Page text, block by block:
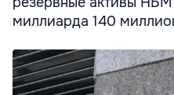
миллиарда 140